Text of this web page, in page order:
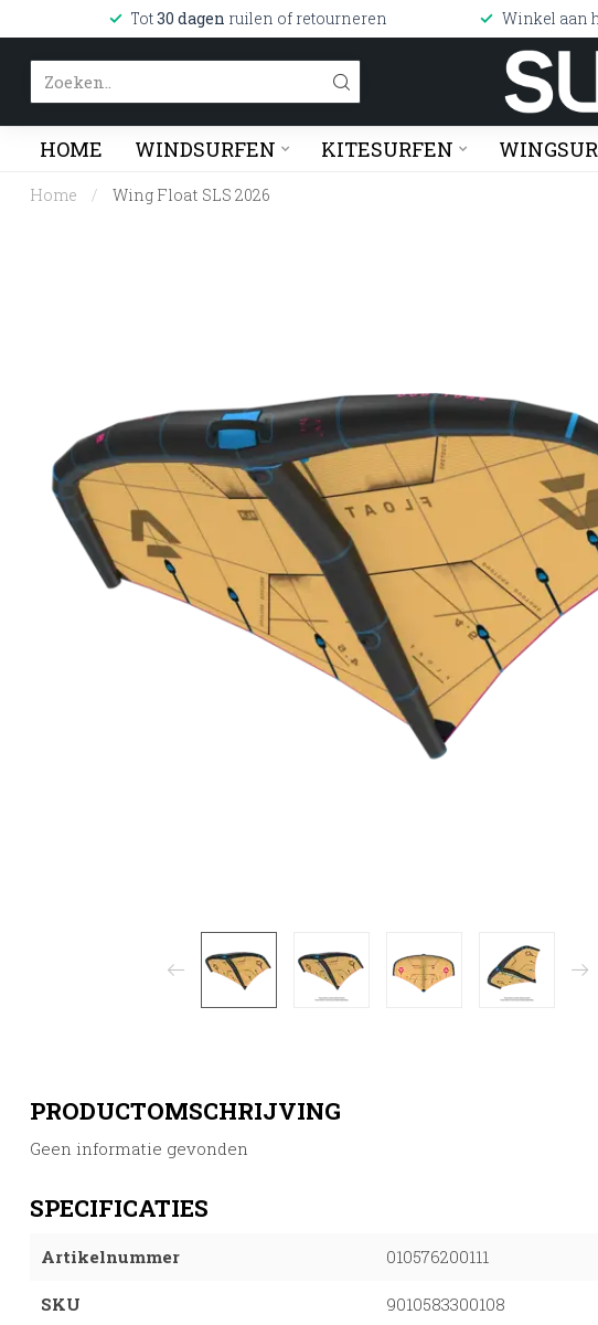
Tot30 dagen ruilen of retourneren Winkel aan
HOME WINDSURFEN KITESURFEN
Home / Wing Float SLS 2026
PRODUCTOMSCHRIJVING
Geen informatie gevonden
SPECIFICATIES
Artikelnummer 010576200111
SKU 9010583300108